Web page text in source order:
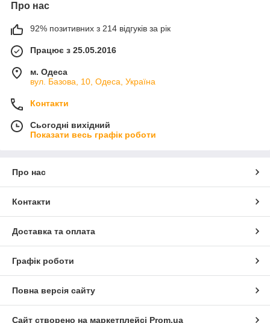
Про нас
92% позитивних з 214 відгуків за рік
Працює з 25.05.2016
м. Одеса
вул. Базова, 10, Одеса, Україна
Контакти
Сьогодні вихідний
Показати весь графік роботи
Про нас
Контакти
Доставка та оплата
Графік роботи
Повна версія сайту
Сайт створено на маркетплейсі Prom.ua